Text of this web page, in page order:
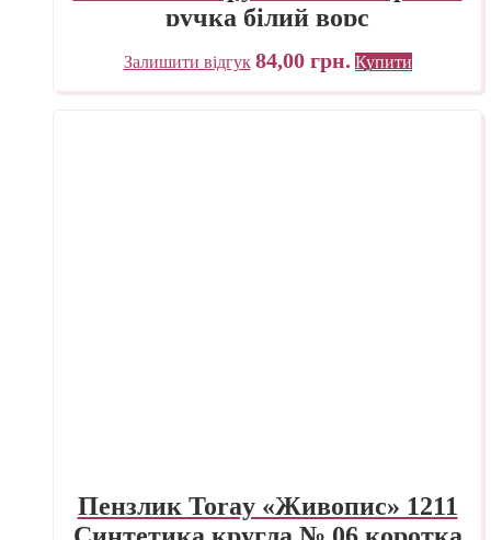
ручка білий ворс
Залишити відгук 84,00 грн. Купити
Пензлик Toray «Живопис» 1211